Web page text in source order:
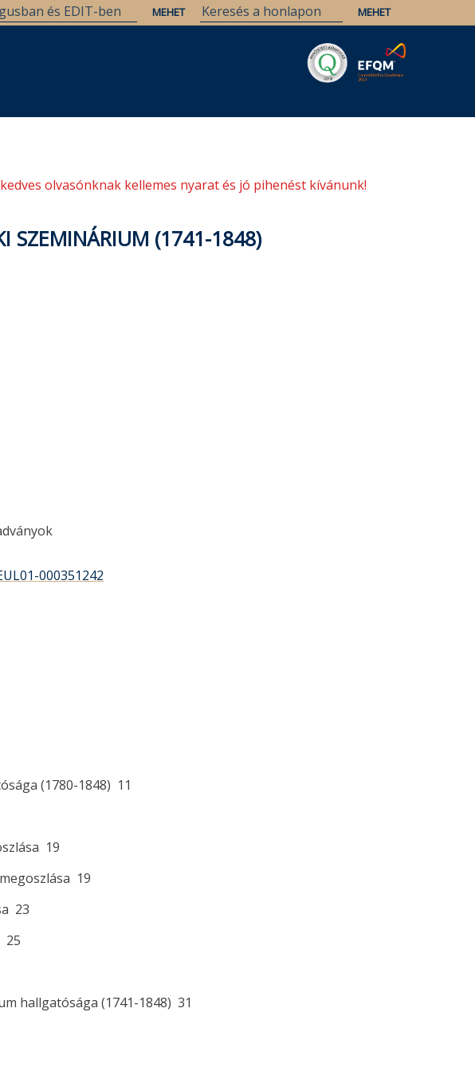
olvasónknak kellemes nyarat és jó pihenést kívánunk!
SZEMINÁRIUM (1741-1848)
000351242
(1780-1848) 11
19
19
23
25
hallgatósága (1741-1848) 31